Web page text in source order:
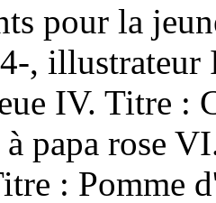
pour la
,
IV. Titre :
papa rose
: Pomme